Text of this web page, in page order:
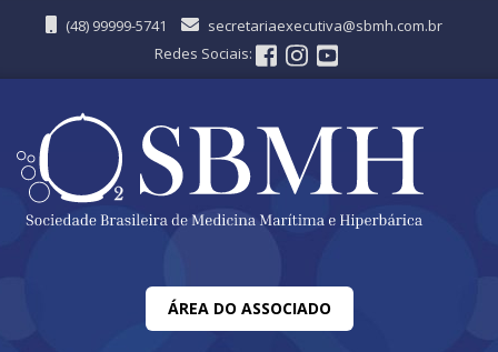
(48) 99999-5741
secretariaexecutiva@sbmh.com.br
Redes Sociais:
ÁREA DO ASSOCIADO